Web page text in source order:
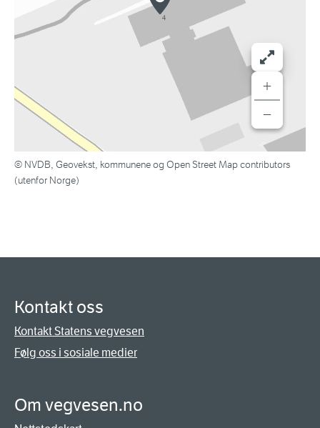
+
−
© NVDB, Geovekst, kommunene og Open Street Map contributors
(utenfor Norge)
Kontakt oss
Kontakt Statens vegvesen
Følg oss i sosiale medier
Om vegvesen.no